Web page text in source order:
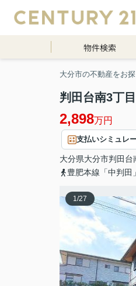
物件検索
大分市の不動産をお
判田台南3丁
2,898万円
支払いシミュレ
大分県大分市判田台
豊肥本線「中判田
1/27